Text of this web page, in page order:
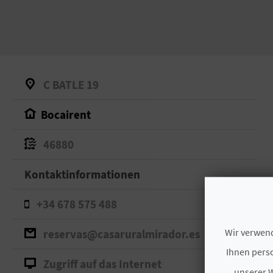
C BATLE 19
Bocairent
46880
Kontaktinformationen
+34 678 575 488
reservas@casaruralmirador.es
Zugriff auf das Internet
Wir
Ihnen